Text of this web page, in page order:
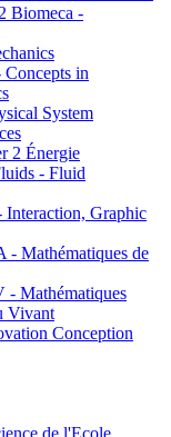
Biomeca -
in
System
2 Énergie
- Fluid
Graphic
Mathématiques de
Mathématiques
Vivant
Conception
de l'Ecole